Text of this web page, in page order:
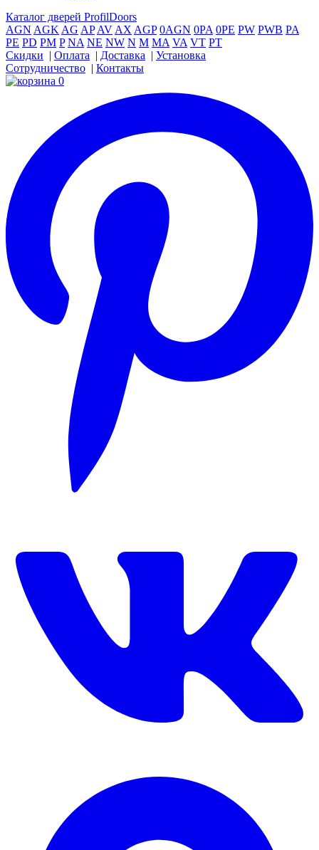
Каталог дверей ProfilDoors
AGN AGKAG APAVAXAGP 0AGN 0PA 0PE PW PWB PA
PE PD PM P NA NE NW N M MA VA VT PT
Скидки
Оплата Доставка
Установка
Сотрудничество
Контакты
0